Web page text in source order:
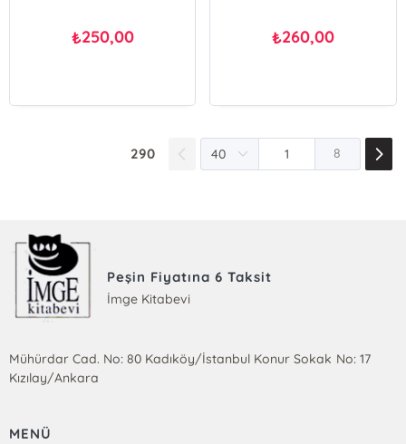
₺250,00 ₺260,00
290 8
Peşin Fiyatına 6 Taksit
İmge Kitabevi
Mühürdar Cad. No: 80 Kadıköy/İstanbul Konur Sokak No: 17
Kızılay/Ankara
MENÜ